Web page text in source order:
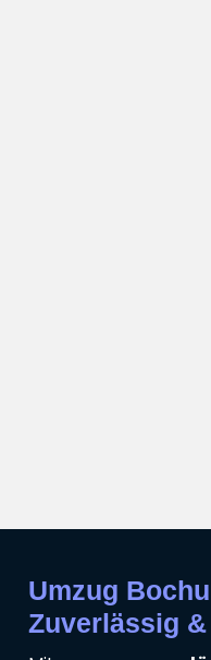
Umzug
Zuverlässig